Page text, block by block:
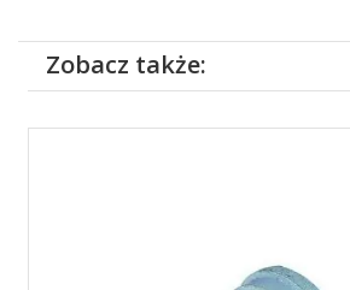
Zobacz także: